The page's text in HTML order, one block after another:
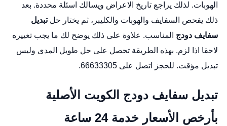
الهوبات. لذلك يراجع تاريخ الاعراض ويسالك اسئلة محددة. بعد
ذلك يفحص السفايف والهوبات والكليبر، ثم يختار حلتبديل
سفايف دودج المناسب. علاوة على ذلك يوضح لك ما يجب تغييره
لاحقا اذا لزم. بهذه الطريقة تحصل على حل طويل المدى وليس
تبديل مؤقت. للحجز اتصل على 66633305.
تبديل سفايف دودج الكويت الأصلية
بأرخص الأسعار خدمة 24 ساعة